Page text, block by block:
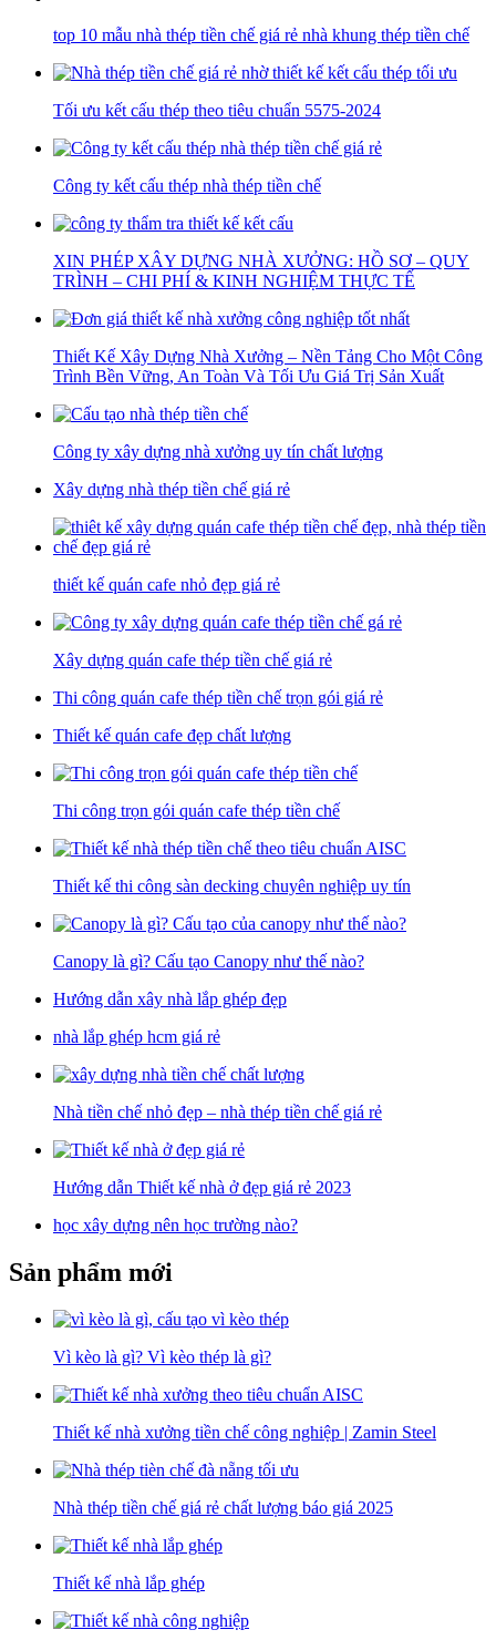
top 10 mẫu nhà thép tiền chế giá rẻ nhà khung thép tiền chế
Tối ưu kết cấu thép theo tiêu chuẩn 5575-2024
Công ty kết cấu thép nhà thép tiền chế
XIN PHÉP XÂY DỰNG NHÀ XƯỞNG: HỒ SƠ – QUY
TRÌNH – CHI PHÍ & KINH NGHIỆM THỰC TẾ
Thiết Kế Xây Dựng Nhà Xưởng – Nền Tảng Cho Một Công
Trình Bền Vững, An Toàn Và Tối Ưu Giá Trị Sản Xuất
Công ty xây dựng nhà xưởng uy tín chất lượng
Xây dựng nhà thép tiền chế giá rẻ
thiết kế quán cafe nhỏ đẹp giá rẻ
Xây dựng quán cafe thép tiền chế giá rẻ
Thi công quán cafe thép tiền chế trọn gói giá rẻ
Thiết kế quán cafe đẹp chất lượng
Thi công trọn gói quán cafe thép tiền chế
Thiết kế thi công sàn decking chuyên nghiệp uy tín
Canopy là gì? Cấu tạo Canopy như thế nào?
Hướng dẫn xây nhà lắp ghép đẹp
nhà lắp ghép hcm giá rẻ
Nhà tiền chế nhỏ đẹp – nhà thép tiền chế giá rẻ
Hướng dẫn Thiết kế nhà ở đẹp giá rẻ 2023
học xây dựng nên học trường nào?
Sản phẩm mới
Vì kèo là gì? Vì kèo thép là gì?
Thiết kế nhà xưởng tiền chế công nghiệp | Zamin Steel
Nhà thép tiền chế giá rẻ chất lượng báo giá 2025
Thiết kế nhà lắp ghép